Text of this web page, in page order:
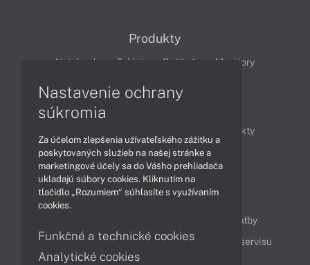
Produkty
Notebooky Tablety Počítače Monitory
Produkty
Technológie
Videá
Obsah
Možnosti doručenia a platby
Podpora a servis
Servisné služby Cenník servisu
Nastavenie ochrany
súkromia
Za účelom zlepšenia užívateľského zážitku a
poskytovaných služieb na našej stránke a
marketingové účely sa do Vášho prehliadača
ukladajú súbory cookies. Kliknutím na
tlačidlo „Rozumiem“ súhlasíte s využívaním
cookies.
Funkčné a technické cookies
Analytické cookies